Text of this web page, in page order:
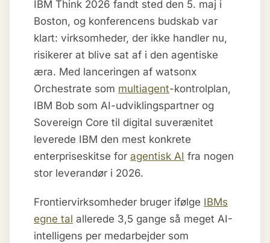
IBM Think 2026 fandt sted den 5. maj i
Boston, og konferencens budskab var
klart: virksomheder, der ikke handler nu,
risikerer at blive sat af i den agentiske
æra. Med lanceringen af watsonx
Orchestrate som multiagent-kontrolplan,
IBM Bob som AI-udviklingspartner og
Sovereign Core til digital suverænitet
leverede IBM den mest konkrete
enterpriseskitse for agentisk AI fra nogen
stor leverandør i 2026.
Frontiervirksomheder bruger ifølge IBMs
egne tal allerede 3,5 gange så meget AI-
intelligens per medarbejder som